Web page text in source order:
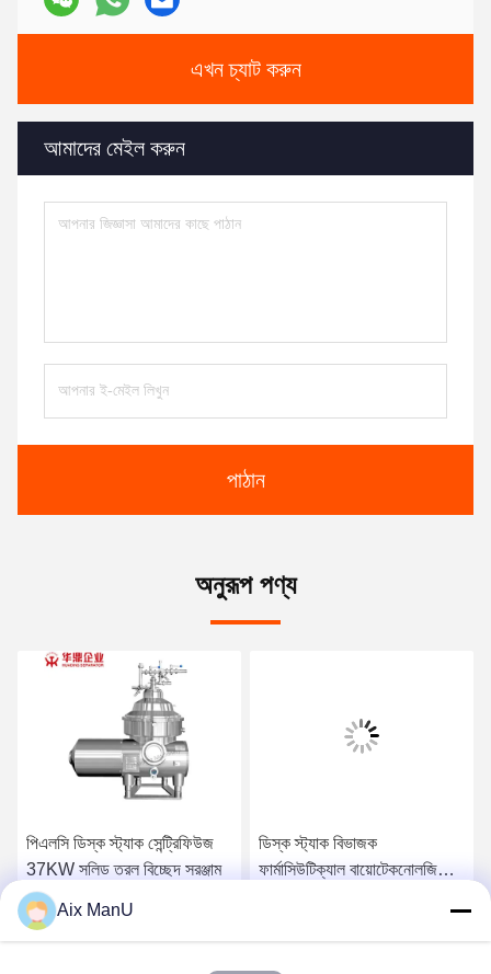
এখন চ্যাট করুন
আমাদের মেইল ​​করুন
পাঠান
অনুরূপ পণ্য
পিএলসি ডিস্ক স্ট্যাক সেন্ট্রিফিউজ
37KW সলিড তরল বিচ্ছেদ সরঞ্জাম
সেরা দাম পান
ডিস্ক স্ট্যাক বিভাজক
ফার্মাসিউটিক্যাল বায়োটেকনোলজি
সেরা দাম পান
Aix ManU